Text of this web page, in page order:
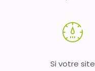
Si votre site